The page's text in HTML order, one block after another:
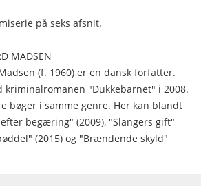
på seks afsnit.
MADSEN
(f. 1960) er en dansk forfatter.
kriminalromanen "Dukkebarnet" i 2008.
bøger i samme genre. Her kan blandt
begæring" (2009), "Slangers gift"
(2015) og "Brændende skyld"